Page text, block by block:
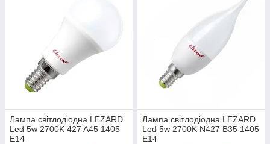
Лампа світлодіодна LEZARD
Led 5w 2700K 427 A45 1405
E14
Лампа світлодіодна LEZARD
Led 5w 2700K N427 B35 1405
E14